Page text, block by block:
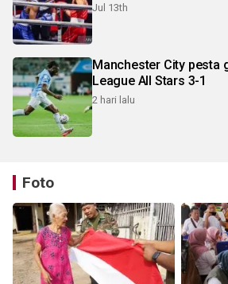
Jul 13th
Manchester City pesta
League All Stars 3-1
2 hari lalu
Foto